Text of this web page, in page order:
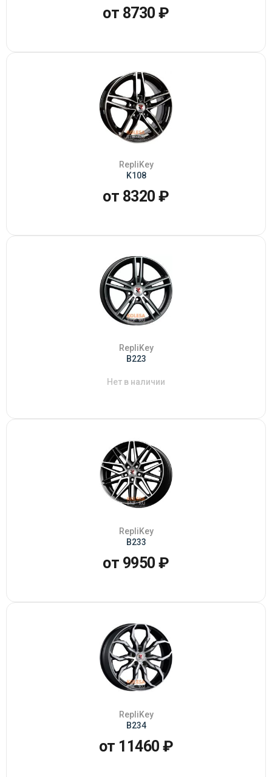
от 8730 ₽
RepliKey
K108
от 8320 ₽
RepliKey
B223
Нет в наличии
RepliKey
B233
от 9950 ₽
RepliKey
B234
от 11460 ₽